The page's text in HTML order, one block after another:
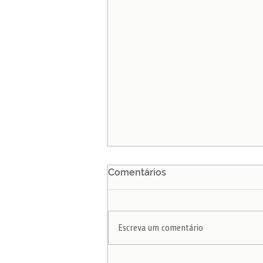
Comentários
Escreva um comentário